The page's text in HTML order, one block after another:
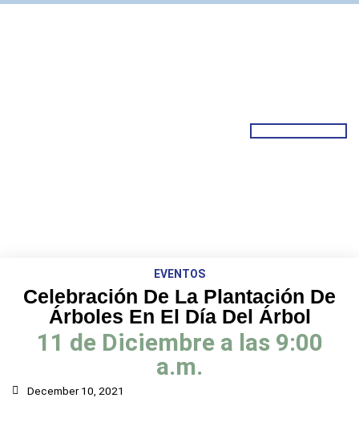
EVENTOS
Celebración De La Plantación De
Árboles En El Día Del Árbol
11 de Diciembre a las 9:00
a.m.
December 10, 2021